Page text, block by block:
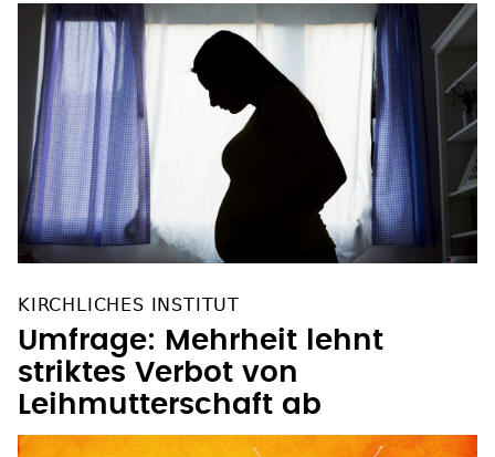
KIRCHLICHES INSTITUT
Umfrage: Mehrheit lehnt
striktes Verbot von
Leihmutterschaft ab